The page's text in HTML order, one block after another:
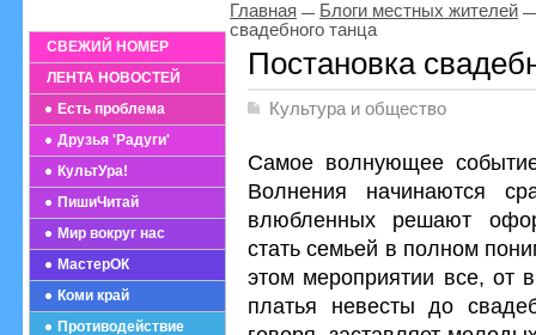
СВЕЖИЙ НОМЕР
ЛЕНТА НОВОСТЕЙ
Есть проблема
Друзья 'Радуги'
КультУра!
ПишиЧитай
Мир вокруг нас
МастерОК
Коми край
Противодействие
Главная
Блоги местных жителей
свадебного танца
Постановка
Культура и общество
Самое волнующее
Волнения начинаются
влюбленных решают
стать семьей в полном
этом мероприятии все, от
платья невесты до